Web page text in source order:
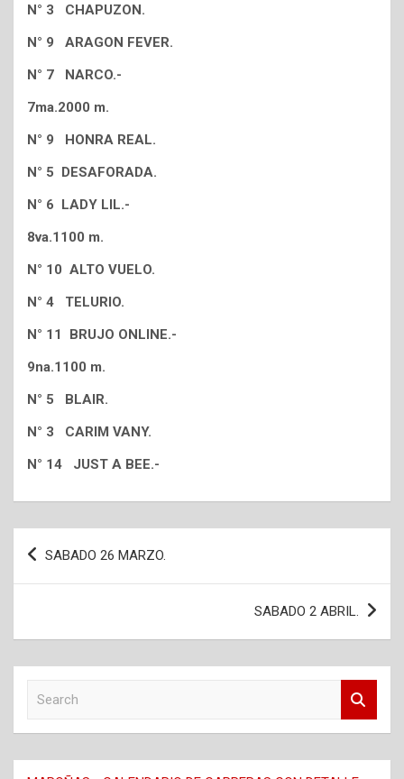
N° 3 CHAPUZON.
N° 9 ARAGON FEVER.
N° 7 NARCO.-
7ma.2000 m.
N° 9 HONRA REAL.
N° 5 DESAFORADA.
N° 6 LADY LIL.-
8va.1100 m.
N° 10 ALTO VUELO.
N° 4 TELURIO.
N° 11 BRUJO ONLINE.-
9na.1100 m.
N° 5 BLAIR.
N° 3 CARIM VANY.
N° 14 JUST A BEE.-
Navegación
SABADO 26 MARZO.
SABADO 2 ABRIL.
c